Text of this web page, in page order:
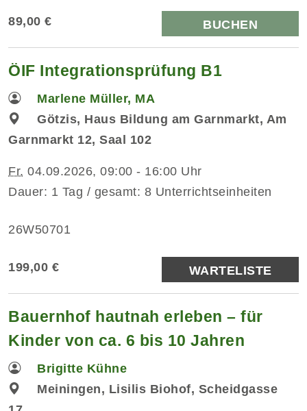
89,00 € BUCHEN
ÖIF Integrationsprüfung B1
Marlene Müller, MA
Götzis, Haus Bildung am Garnmarkt, Am
Garnmarkt 12, Saal 102
Fr. 04.09.2026, 09:00 - 16:00 Uhr
Dauer: 1 Tag / gesamt: 8 Unterrichtseinheiten
26W50701
199,00 € WARTELISTE
Bauernhof hautnah erleben – für
Kinder von ca. 6 bis 10 Jahren
Brigitte Kühne
Meiningen, Lisilis Biohof, Scheidgasse